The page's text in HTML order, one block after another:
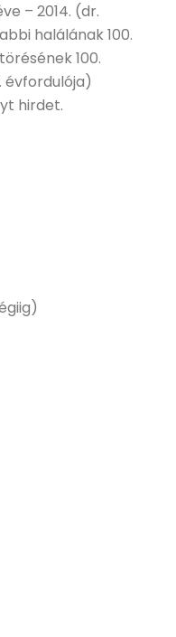
– 2014. (dr.
halálának 100.
100.
évfordulója)
hirdet.